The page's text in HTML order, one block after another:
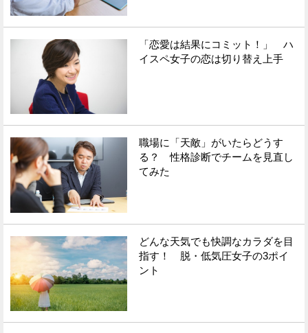
シ
ェ
ア
る
ェ
ア
「恋愛は結果にコミット！」 ハ
イスペ女子の恋は切り替え上手
職場に「天敵」がいたらどうす
る？ 性格診断でチームを見直し
てみた
どんな天気でも快調なカラダを目
指す！ 脱・低気圧女子の3ポイ
ント